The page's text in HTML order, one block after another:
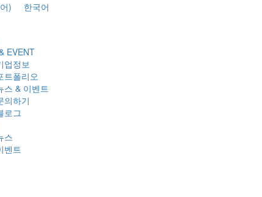
) 한국어
EVENT
업정보
트폴리오
스 & 이벤트
의하기
로그
스
벤트